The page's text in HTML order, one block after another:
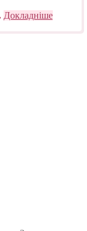
Докладніше